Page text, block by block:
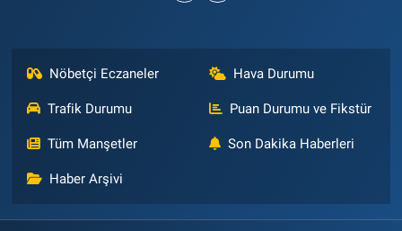
Nöbetçi Eczaneler Hava Durumu
Trafik Durumu Puan Durumu ve Fikstür
Tüm Manşetler Son Dakika Haberleri
Haber Arşivi